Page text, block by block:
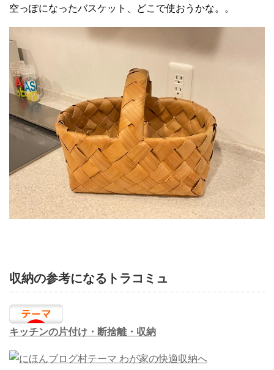
空っぽになったバスケット、どこで使おうかな。。
収納の参考になるトラコミュ
キッチンの片付け・断捨離・収納